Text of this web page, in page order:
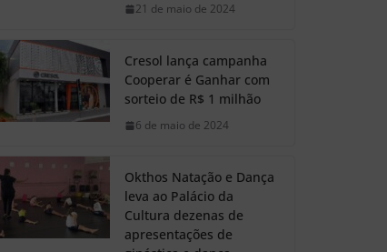
21 de maio de 2024
Cresol lança campanha
Cooperar é Ganhar com
sorteio de R$ 1 milhão
6 de maio de 2024
Okthos Natação e Dança
leva ao Palácio da
Cultura dezenas de
apresentações de